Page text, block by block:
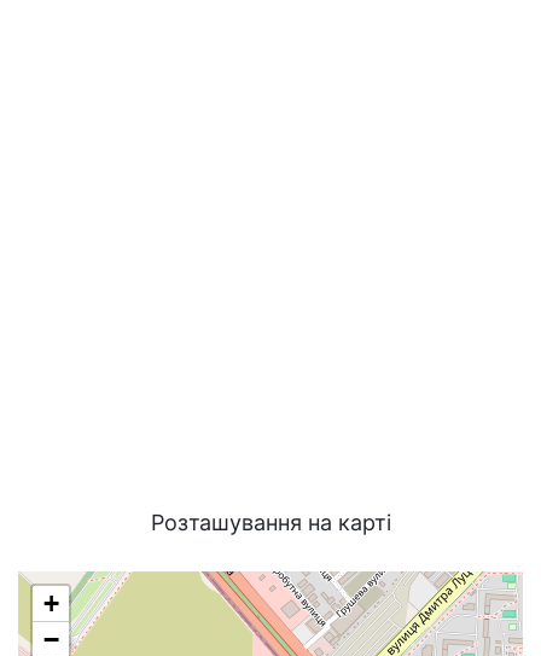
Розташування на карті
+
−